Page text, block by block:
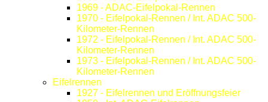
1969 - ADAC-Eifelpokal-Rennen
1970 - Eifelpokal-Rennen / Int. ADAC 500-
Kilometer-Rennen
1972 - Eifelpokal-Rennen / Int. ADAC 500-
Kilometer-Rennen
1973 - Eifelpokal-Rennen / Int. ADAC 500-
Kilometer-Rennen
Eifelrennen
1927 - Eifelrennen und Eröffnungsfeier